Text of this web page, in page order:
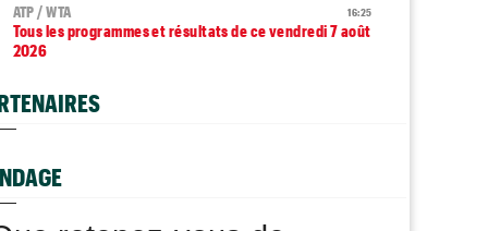
16:25
ATP / WTA
Tous les programmes et résultats de ce vendredi 7 août
2026
ATP - Montréal
Daniil Medvedev après son échec : "Un véritable
désastre"
Jeunes
Championne du monde en 2025, la France U14 a été
éliminée en poules